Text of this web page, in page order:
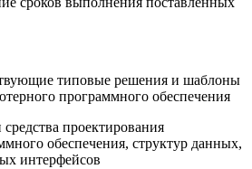
типовые решения и шаблоны
программного обеспечения
проектирования
обеспечения, структур данных,
интерфейсов